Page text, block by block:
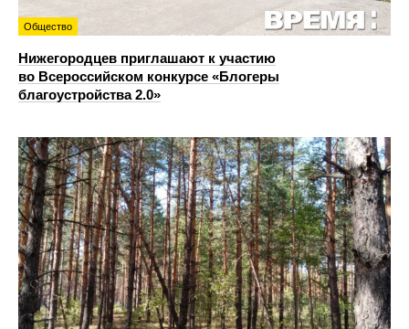
Общество
Нижегородцев приглашают к участию
во Всероссийском конкурсе «Блогеры
благоустройства 2.0»